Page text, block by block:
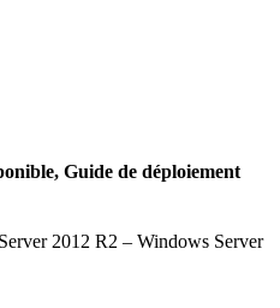
Guide de déploiement
2012 R2 – Windows Server